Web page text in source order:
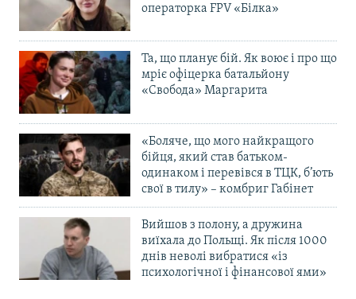
операторка FPV «Білка»
Та, що планує бій. Як воює і про що
мріє офіцерка батальйону
«Свобода» Маргарита
«Боляче, що мого найкращого
бійця, який став батьком-
одинаком і перевівся в ТЦК, б’ють
свої в тилу» – комбриг Габінет
Вийшов з полону, а дружина
виїхала до Польщі. Як після 1000
днів неволі вибратися «із
психологічної і фінансової ями»